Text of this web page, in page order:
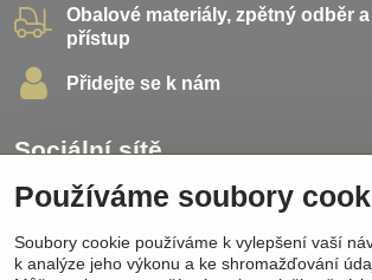
Obalové materiály, zpětný odběr
přístup
Přidejte se k nám
Sociální sítě
Facebook
Pinterest
Youtube
Používáme soubory
Soubory cookie používáme k vylepšení vaší
k analýze jeho výkonu a ke shromažďování